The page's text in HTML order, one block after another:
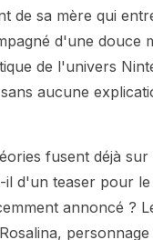
de sa mère qui
d'une douce
de l'univers
aucune
fusent déjà
il d'un teaser pour
annoncé ?